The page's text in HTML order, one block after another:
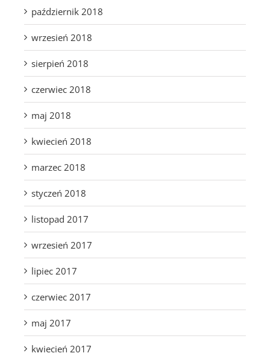
październik 2018
wrzesień 2018
sierpień 2018
czerwiec 2018
maj 2018
kwiecień 2018
marzec 2018
styczeń 2018
listopad 2017
wrzesień 2017
lipiec 2017
czerwiec 2017
maj 2017
kwiecień 2017